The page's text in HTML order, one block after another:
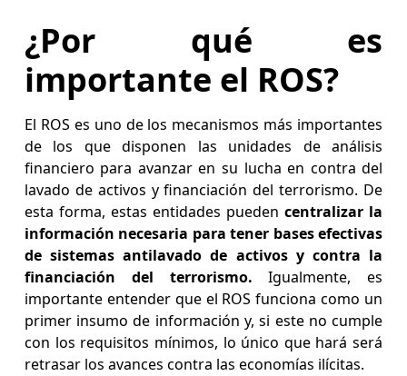
¿Por qué es
importante el ROS?
El ROS es uno de los mecanismos más importantes
de los que disponen las unidades de análisis
financiero para avanzar en su lucha en contra del
lavado de activos y financiación del terrorismo. De
esta forma, estas entidades puedencentralizar la
información necesaria para tener bases efectivas
de sistemas antilavado de activos y contra la
financiación del terrorismo.Igualmente, es
importante entender que el ROS funciona como un
primer insumo de información y, si este no cumple
con los requisitos mínimos, lo único que hará será
retrasar los avances contra las economías ilícitas.